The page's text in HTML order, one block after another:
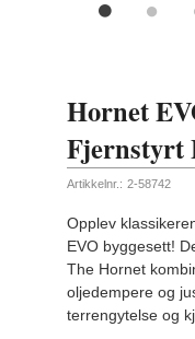
Hornet
Fjernstyrt
Artikkelnr.: 2-58742
Opplev
EVO byggesett!
The Hornet
oljedempere og
terrengytelse og